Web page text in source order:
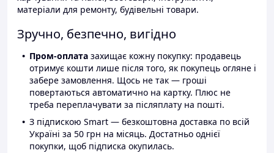
матеріали для ремонту, будівельні товари.
Зручно, безпечно, вигідно
Пром-оплата захищає кожну покупку: продавець
отримує кошти лише після того, як покупець огляне і
забере замовлення. Щось не так — гроші
повертаються автоматично на картку. Плюс не
треба переплачувати за післяплату на пошті.
З підпискою Smart — безкоштовна доставка по всій
Україні за 50 грн на місяць. Достатньо однієї
покупки, щоб підписка окупилась.